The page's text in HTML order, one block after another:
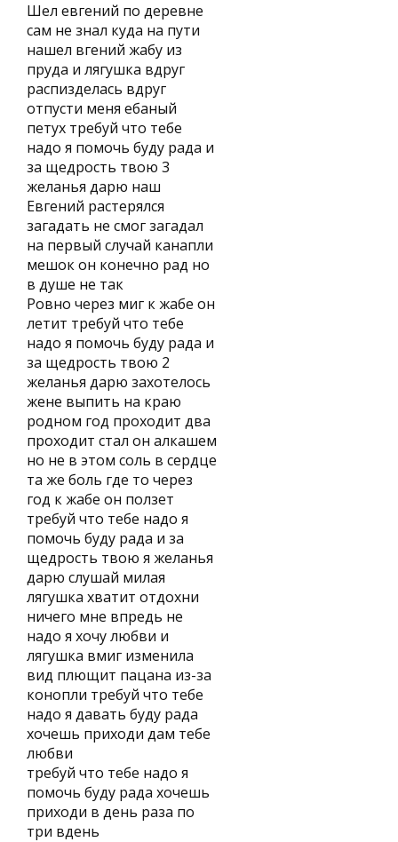
Шел евгений по деревне
сам не знал куда на пути
нашел вгений жабу из
пруда и лягушка вдруг
распизделась вдруг
отпусти меня ебаный
петух требуй что тебе
надо я помочь буду рада и
за щедрость твою 3
желанья дарю наш
Евгений растерялся
загадать не смог загадал
на первый случай канапли
мешок он конечно рад но
в душе не так
Ровно через миг к жабе он
летит требуй что тебе
надо я помочь буду рада и
за щедрость твою 2
желанья дарю захотелось
жене выпить на краю
родном год проходит два
проходит стал он алкашем
но не в этом соль в сердце
та же боль где то через
год к жабе он ползет
требуй что тебе надо я
помочь буду рада и за
щедрость твою я желанья
дарю слушай милая
лягушка хватит отдохни
ничего мне впредь не
надо я хочу любви и
лягушка вмиг изменила
вид плющит пацана из-за
конопли требуй что тебе
надо я давать буду рада
хочешь приходи дам тебе
любви
требуй что тебе надо я
помочь буду рада хочешь
приходи в день раза по
три вдень